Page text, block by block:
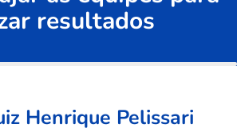
resultados
Henrique Pelissari